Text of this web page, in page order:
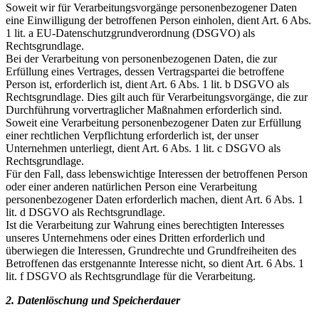
Soweit wir für Verarbeitungsvorgänge personenbezogener Daten
eine Einwilligung der betroffenen Person einholen, dient Art. 6 Abs.
1 lit. a EU‐Datenschutzgrundverordnung (DSGVO) als
Rechtsgrundlage.
Bei der Verarbeitung von personenbezogenen Daten, die zur
Erfüllung eines Vertrages, dessen Vertragspartei die betroffene
Person ist, erforderlich ist, dient Art. 6 Abs. 1 lit. b DSGVO als
Rechtsgrundlage. Dies gilt auch für Verarbeitungsvorgänge, die zur
Durchführung vorvertraglicher Maßnahmen erforderlich sind.
Soweit eine Verarbeitung personenbezogener Daten zur Erfüllung
einer rechtlichen Verpflichtung erforderlich ist, der unser
Unternehmen unterliegt, dient Art. 6 Abs. 1 lit. c DSGVO als
Rechtsgrundlage.
Für den Fall, dass lebenswichtige Interessen der betroffenen Person
oder einer anderen natürlichen Person eine Verarbeitung
personenbezogener Daten erforderlich machen, dient Art. 6 Abs. 1
lit. d DSGVO als Rechtsgrundlage.
Ist die Verarbeitung zur Wahrung eines berechtigten Interesses
unseres Unternehmens oder eines Dritten erforderlich und
überwiegen die Interessen, Grundrechte und Grundfreiheiten des
Betroffenen das erstgenannte Interesse nicht, so dient Art. 6 Abs. 1
lit. f DSGVO als Rechtsgrundlage für die Verarbeitung.
2. Datenlöschung und Speicherdauer